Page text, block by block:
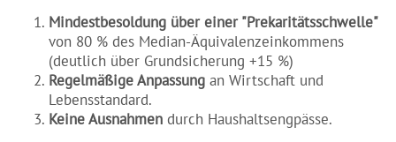
Mindestbesoldung über einer "Prekaritätsschwelle"
von 80 % des Median-Äquivalenzeinkommens
(deutlich über Grundsicherung +15 %)
Regelmäßige Anpassung an Wirtschaft und
Lebensstandard.
Keine Ausnahmen durch Haushaltsengpässe.